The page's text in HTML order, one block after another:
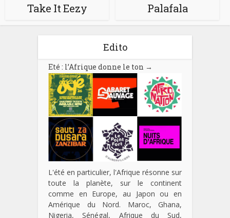
Take It Eezy Palafala
Edito
Eté : l’Afrique donne le ton →
L'été en particulier, l'Afrique résonne sur
toute la planète, sur le continent
comme en Europe, au Japon ou en
Amérique du Nord. Maroc, Ghana,
Nigeria, Sénégal, Afrique du Sud,